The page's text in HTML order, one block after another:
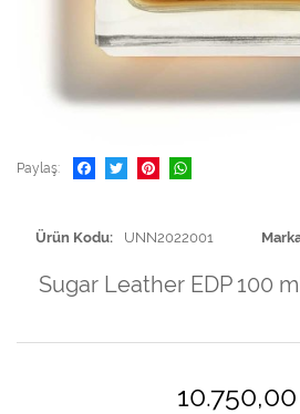
Paylaş
Ürün Kodu UNN2022001
Sugar Leather EDP 100